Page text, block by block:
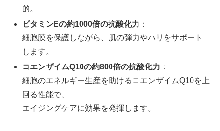
的。
ビタミンEの約1000倍の抗酸化力 ：
細胞膜を保護しながら、肌の弾力やハリをサポート
します。
コエンザイムQ10の約800倍の抗酸化力 ：
細胞のエネルギー生産を助けるコエンザイムQ10を上
回る性能で、
エイジングケアに効果を発揮します。